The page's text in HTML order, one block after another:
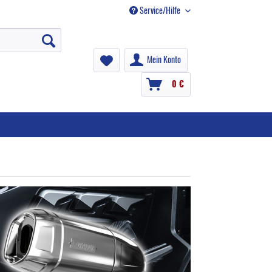
Service/Hilfe
Mein Konto
0 €